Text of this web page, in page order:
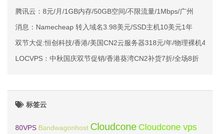
腾讯云：8元/月/1GB内存/50GB空间/不限流量/1Mbps/广州
消息：Namecheap 转入域名3.98美元/SSD主机10美元1年
双节大促:恒创科技/香港/美国CN2云服务器318元/年/物理裸机480
LOCVPS：中秋国庆双节促销/香港葵湾CN2补货7折/全场8折
标签云
80VPS Bandwagonhost Cloudcone Cloudcone vps